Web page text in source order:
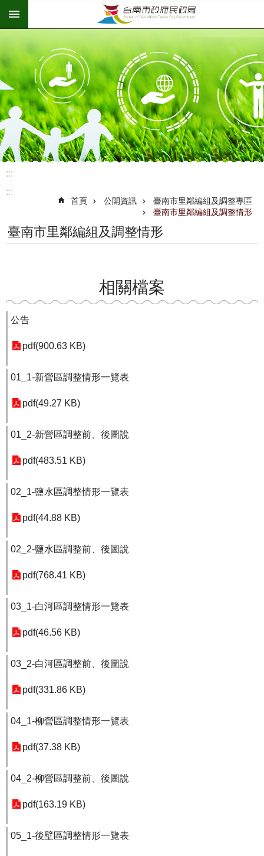
跳到主要內容區塊
:::
:::
首頁 公開資訊
臺南市里鄰編組及調整專區
臺南市里鄰編組及調整情形
臺南市里鄰編組及調整情形
相關檔案
公告
pdf(900.63 KB)
01_1-新營區調整情形一覽表
pdf(49.27 KB)
01_2-新營區調整前、後圖說
pdf(483.51 KB)
02_1-鹽水區調整情形一覽表
pdf(44.88 KB)
02_2-鹽水區調整前、後圖說
pdf(768.41 KB)
03_1-白河區調整情形一覽表
pdf(46.56 KB)
03_2-白河區調整前、後圖說
pdf(331.86 KB)
04_1-柳營區調整情形一覽表
pdf(37.38 KB)
04_2-柳營區調整前、後圖說
pdf(163.19 KB)
05_1-後壁區調整情形一覽表